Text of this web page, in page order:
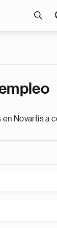
Novartis a